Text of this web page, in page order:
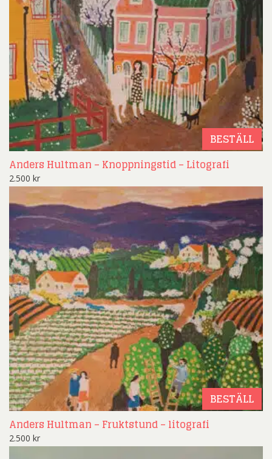
BESTÄLL
Anders Hultman – Knoppningstid – Litografi
2.500 kr
BESTÄLL
Anders Hultman – Fruktstund – litografi
2.500 kr